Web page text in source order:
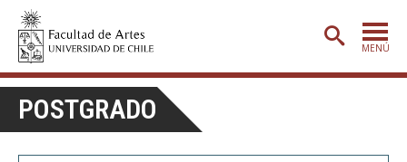
MENÚ
ADMISIÓN
POSTGRADO